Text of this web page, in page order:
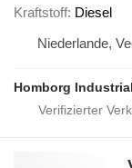
Kraftstoff Diesel
Niederlande,
Homborg